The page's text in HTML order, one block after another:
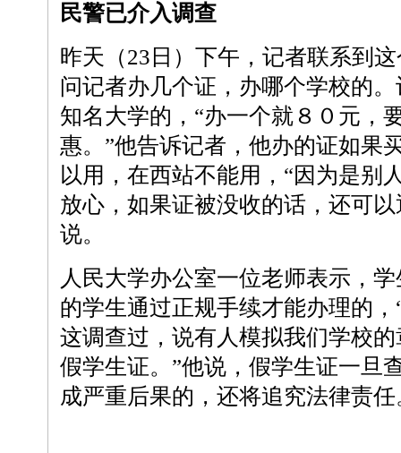
民警已介入调查
昨天（23日）下午，记者联系到
问记者办几个证，办哪个学校的
知名大学的，“办一个就８０元，
惠。”他告诉记者，他办的证如果
以用，在西站不能用，“因为是别
放心，如果证被没收的话，还可
说。
人民大学办公室一位老师表示，
的学生通过正规手续才能办理的
这调查过，说有人模拟我们学校
假学生证。”他说，假学生证一旦
成严重后果的，还将追究法律责